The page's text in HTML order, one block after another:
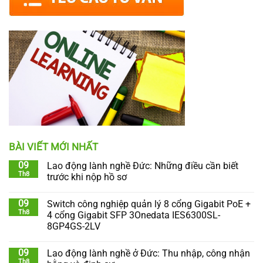
BÀI VIẾT MỚI NHẤT
09
Th8
Lao động lành nghề Đức: Những điều cần biết
trước khi nộp hồ sơ
09
Th8
Switch công nghiệp quản lý 8 cổng Gigabit PoE +
4 cổng Gigabit SFP 3Onedata IES6300SL-
8GP4GS-2LV
09
Lao động lành nghề ở Đức: Thu nhập, công nhận